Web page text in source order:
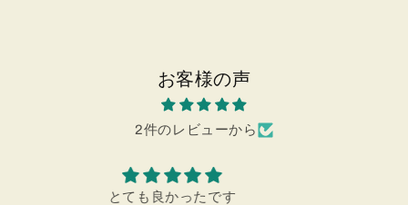
お客様の声
2件のレビューから
プレゼントにも最適です。